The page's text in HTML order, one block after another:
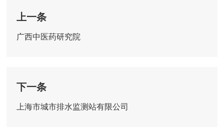
上一条
广西中医药研究院
下一条
上海市城市排水监测站有限公司